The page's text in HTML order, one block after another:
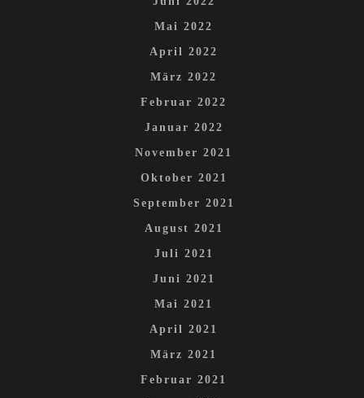
Mai 2022
April 2022
März 2022
Februar 2022
Januar 2022
November 2021
Oktober 2021
September 2021
August 2021
Juli 2021
Juni 2021
Mai 2021
April 2021
März 2021
Februar 2021